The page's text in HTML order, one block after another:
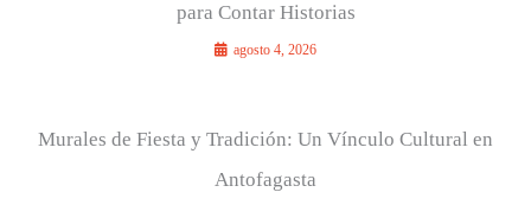
para Contar Historias
agosto 4, 2026
Murales de Fiesta y Tradición: Un Vínculo Cultural en
Antofagasta